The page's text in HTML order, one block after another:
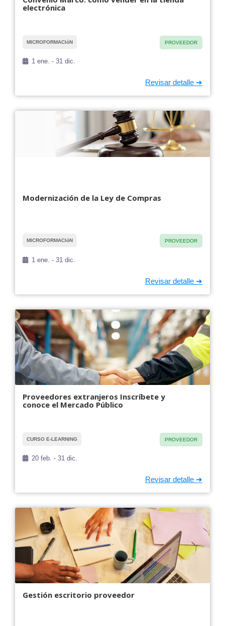
MICROFORMACIóN
electrónica
PROVEEDOR
1 ene. - 31 dic.
MICROFORMACIóN
Modernización de la Ley de Compras
PROVEEDOR
1 ene. - 31 dic.
CURSO E-LEARNING
Proveedores extranjeros Inscríbete y
conoce el Mercado Público
PROVEEDOR
20 feb. - 31 dic.
Gestión escritorio proveedor